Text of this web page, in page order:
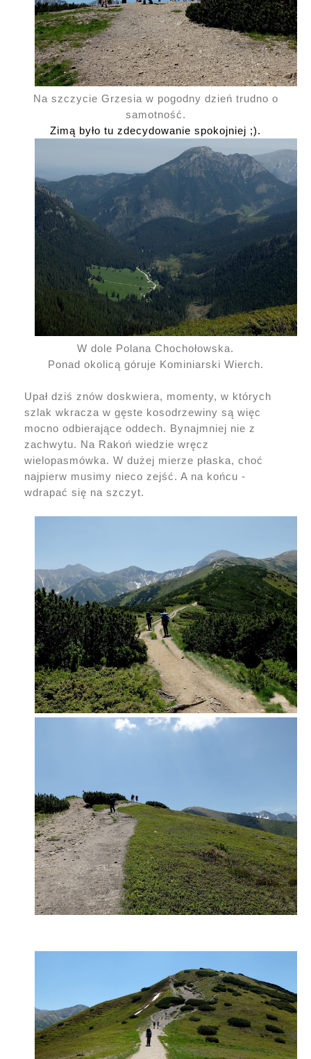
Na szczycie Grzesia w pogodny dzień trudno o
samotność.
Zimą było tu zdecydowanie spokojniej ;).
W dole Polana Chochołowska.
Ponad okolicą góruje Kominiarski Wierch.
Upał dziś znów doskwiera, momenty, w których
szlak wkracza w gęste kosodrzewiny są więc
mocno odbierające oddech. Bynajmniej nie z
zachwytu. Na Rakoń wiedzie wręcz
wielopasmówka. W dużej mierze płaska, choć
najpierw musimy nieco zejść. A na końcu -
wdrapać się na szczyt.